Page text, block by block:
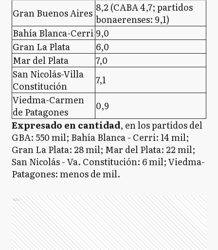
Gran Buenos Aires 8,2 (CABA 4,7; partidos
bonaerenses: 9,1)
Bahía Blanca-Cerri 9,0
Gran La Plata
6,0
Mar del Plata
7,0
San Nicolás-Villa
Constitución
7,1
Viedma-Carmen
de Patagones
0,9
Expresado en cantidad, en los partidos del
GBA: 550 mil; Bahía Blanca - Cerri: 14 mil;
Gran La Plata: 28 mil; Mar del Plata: 22 mil;
San Nicolás - Va. Constitución: 6 mil; Viedma-
Patagones: menos de mil.
Ads